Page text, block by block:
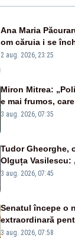
Ana Maria
om căruia i se
portiță?”
2 aug. 2026, 23:25
Miron Mitrea:
e mai frumos,
țipă mai tare, ci pe
3 aug. 2026, 07:35
Tudor Gheorghe,
Olguța Vasilescu:
numele lui”
3 aug. 2026, 07:45
Senatul începe o
extraordinară
jaloane din PNRR
3 aug. 2026, 07:58